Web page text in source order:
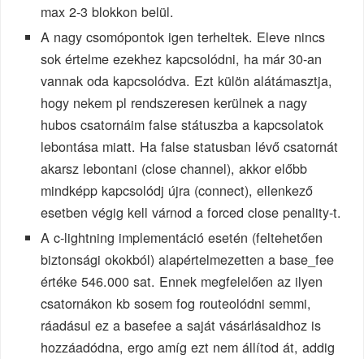
max 2-3 blokkon belül.
A nagy csomópontok igen terheltek. Eleve nincs
sok értelme ezekhez kapcsolódni, ha már 30-an
vannak oda kapcsolódva. Ezt külön alátámasztja,
hogy nekem pl rendszeresen kerülnek a nagy
hubos csatornáim false státuszba a kapcsolatok
lebontása miatt. Ha false statusban lévő csatornát
akarsz lebontani (close channel), akkor előbb
mindképp kapcsolódj újra (connect), ellenkező
esetben végig kell várnod a forced close penality-t.
A c-lightning implementáció esetén (feltehetően
biztonsági okokból) alapértelmezetten a base_fee
értéke 546.000 sat. Ennek megfelelően az ilyen
csatornákon kb sosem fog routeolódni semmi,
ráadásul ez a basefee a saját vásárlásaidhoz is
hozzáadódna, ergo amíg ezt nem állítod át, addig